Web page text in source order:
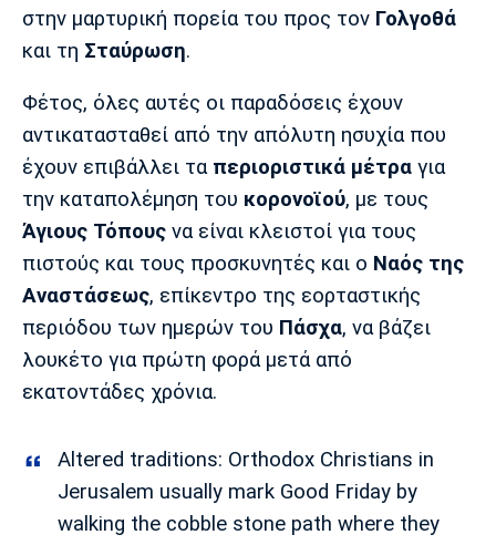
Ίντερ Μίλαν Μπάγερν
Μπορούσια
Παρί Σεν
Ζερμέν
Μαρσέιγ
Μονακό
Ερυθρός
Τότεναμ
στην μαρτυρική πορεία του προς τον Γολγοθά
και τη Σταύρωση.
Φέτος, όλες αυτές οι παραδόσεις έχουν
αντικατασταθεί από την απόλυτη ησυχία που
έχουν επιβάλλει τα περιοριστικά μέτρα για
την καταπολέμηση του κορονοϊού, με τους
Άγιους Τόπους να είναι κλειστοί για τους
πιστούς και τους προσκυνητές και ο Ναός της
Αναστάσεως, επίκεντρο της εορταστικής
περιόδου των ημερών του Πάσχα, να βάζει
λουκέτο για πρώτη φορά μετά από
εκατοντάδες χρόνια.
Altered traditions: Orthodox Christians in
Jerusalem usually mark Good Friday by
walking the cobble stone path where they